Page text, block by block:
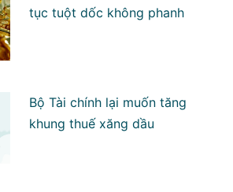
tục tuột dốc không phanh
Bộ Tài chính lại muốn tăng
khung thuế xăng dầu